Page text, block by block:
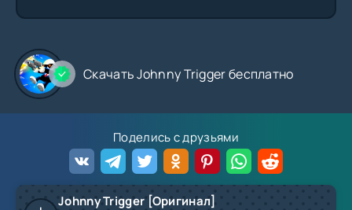
Скачать Johnny Trigger бесплатно
Поделись с друзьями
Johnny Trigger [Оригинал]